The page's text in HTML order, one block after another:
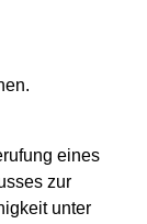
eines
zur
unter